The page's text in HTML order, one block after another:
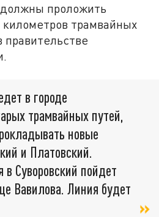
проложить
трамвайных
правительстве
в городе
трамвайных путей,
новые
и Платовский.
в Суворовский пойдет
Вавилова. Линия будет